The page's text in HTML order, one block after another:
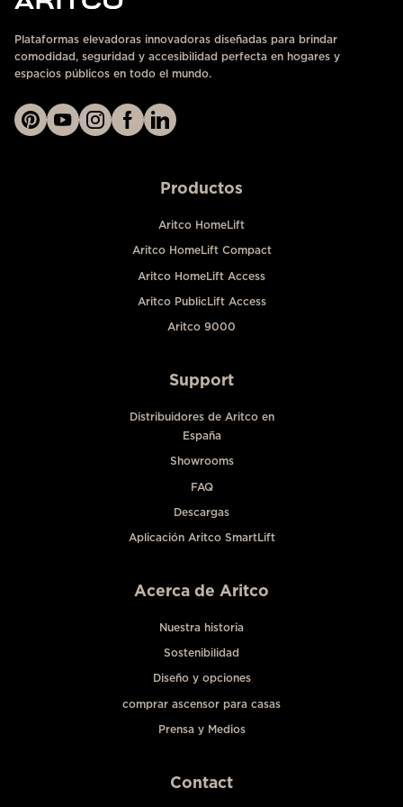
Plataformas elevadoras innovadoras diseñadas para brindar
comodidad, seguridad y accesibilidad perfecta en hogares y
espacios públicos en todo el mundo.
Productos
Aritco HomeLift
Aritco HomeLift Compact
Aritco HomeLift Access
Aritco PublicLift Access
Aritco 9000
Support
Distribuidores de Aritco en
España
Showrooms
FAQ
Descargas
Aplicación Aritco SmartLift
Acerca de Aritco
Nuestra historia
Sostenibilidad
Diseño y opciones
comprar ascensor para casas
Prensa y Medios
Contact